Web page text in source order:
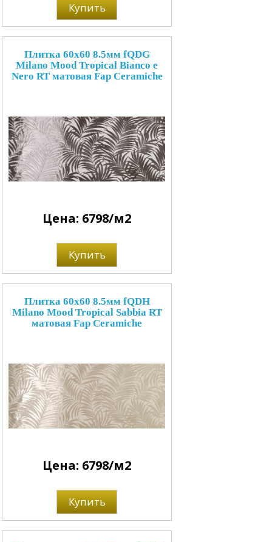
Купить
Плитка 60x60 8.5мм fQDG
Milano Mood Tropical Bianco e
Nero RT матовая Fap Ceramiche
Цена: 6798/м2
Купить
Плитка 60x60 8.5мм fQDH
Milano Mood Tropical Sabbia RT
матовая Fap Ceramiche
Цена: 6798/м2
Купить